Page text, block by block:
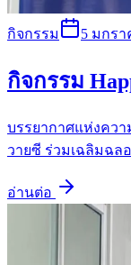
กิจกรรม 5 มกรา
กิจกรรม
บรรยากาศแห่งคว
วายซี ร่วมเฉลิมฉล
อ่านต่อ